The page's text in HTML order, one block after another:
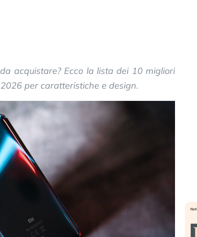
acquistare? Ecco la lista dei 10 migliori
per caratteristiche e design.